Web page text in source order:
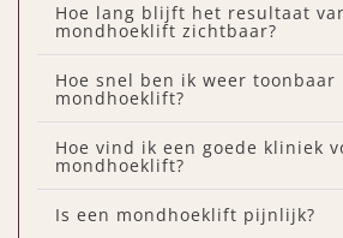
Hoe lang blijft het resultaat
mondhoeklift zichtbaar?
Hoe snel ben ik weer toonbaar
mondhoeklift?
Hoe vind ik een goede kliniek
mondhoeklift?
Is een mondhoeklift pijnlijk?